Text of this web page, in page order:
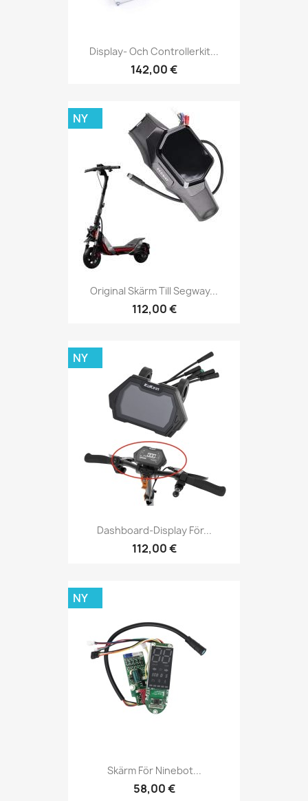
Display- Och Controllerkit...
142,00 €
Original Skärm Till Segway...
112,00 €
NY
Dashboard-Display För...
112,00 €
NY
Skärm För Ninebot...
58,00 €
NY